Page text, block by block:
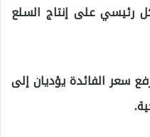
رئيسي على إنتاج السلع
سعر الفائدة يؤديان إلى